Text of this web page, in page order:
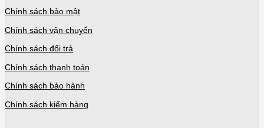
Chính sách bảo mật
Chính sách vận chuyển
Chính sách đổi trả
Chính sách thanh toán
Chính sách bảo hành
Chính sách kiểm hàng